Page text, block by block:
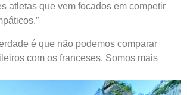
atletas que vem focados em competir
é que não podemos comparar
com os franceses. Somos mais